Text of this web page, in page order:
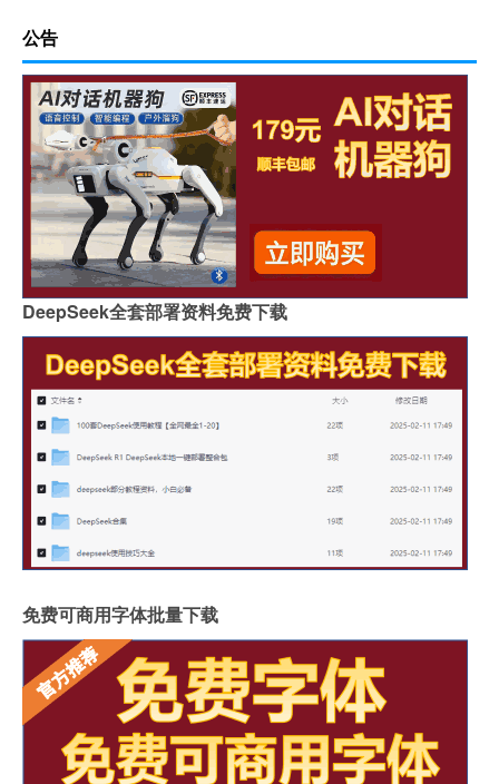
公告
DeepSeek全套部署资料免费下载
免费可商用字体批量下载